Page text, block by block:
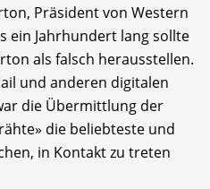
Präsident von Western
ein Jahrhundert lang sollte
als falsch herausstellen.
und anderen digitalen
die Übermittlung der
die beliebteste und
in Kontakt zu treten